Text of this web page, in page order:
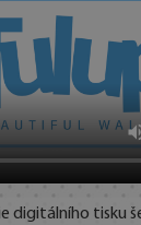
digitálního tisku